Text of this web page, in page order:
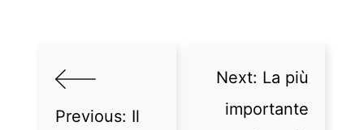
Previous: Il
Next: La più
importante